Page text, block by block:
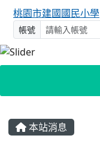
桃園市建國國民小學
帳號
主內容區域
本站消息